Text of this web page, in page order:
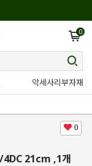
0
악세사리부자재
0
4DC 21cm ,1개